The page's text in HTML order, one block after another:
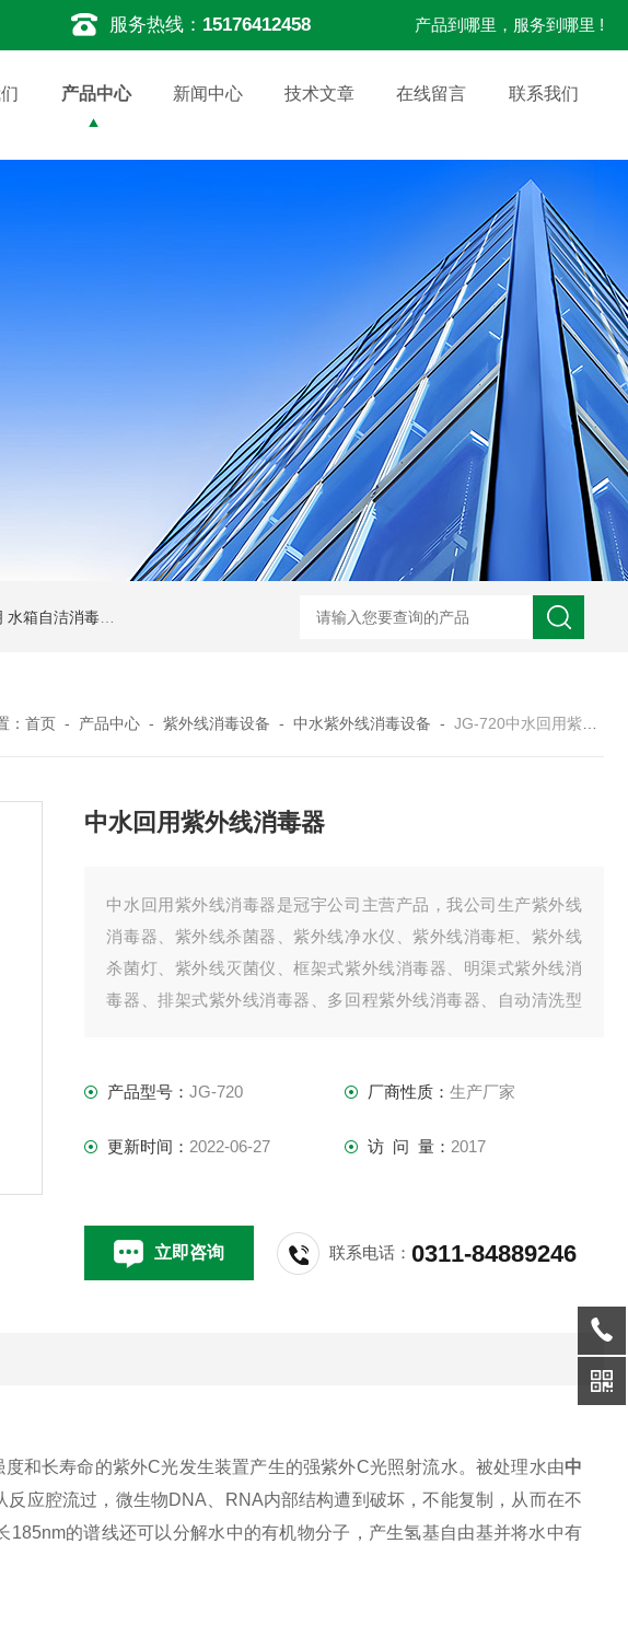
服务热线： 15176412458 产品到哪里，服务到哪里 !
产品中心 新闻中心 技术文章 在线留言 联系我们
箱自洁消毒器 a型全程综合水处理器应用范围 水箱自洁消毒器 a型全程综合水处理器安装
：首页 - 产品中心 -紫外线消毒设备 -中水紫外线消毒设备 -JG-720中水回用紫外线消毒器
中水回用紫外线消毒器
中水回用紫外线消毒器是冠宇公司主营产品，我公司生产紫外线
消毒器、紫外线杀菌器、紫外线净水仪、紫外线消毒柜、紫外线
杀菌灯、紫外线灭菌仪、框架式紫外线消毒器、明渠式紫外线消
毒器、排架式紫外线消毒器、多回程紫外线消毒器、自动清洗型
产品型号：JG-720 厂商性质： 生产厂家
更新时间： 2022-06-27 访 问 量： 2017
立即咨询 联系电话：0311-84889246
和长寿命的紫外C光发生装置产生的强紫外C光照射流水。被处理水由中
反应腔流过，微生物DNA RNA内部结构遭到破坏，不能复制，从而在不
185nm的谱线还可以分解水中的有机物分子，产生氢基自由基并将水中有